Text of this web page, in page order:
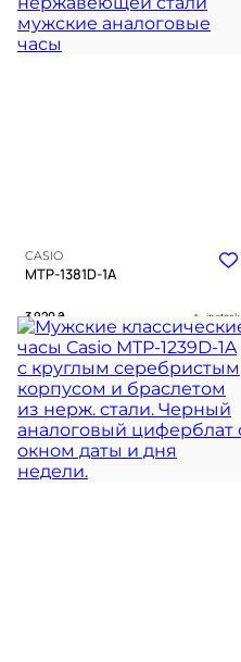
CASIO
MTP-1381D-1A
3 920₴ in stock
Строгая геометрия черного
циферблата в блеске светлого
металла
TIMELESS COLLECTION